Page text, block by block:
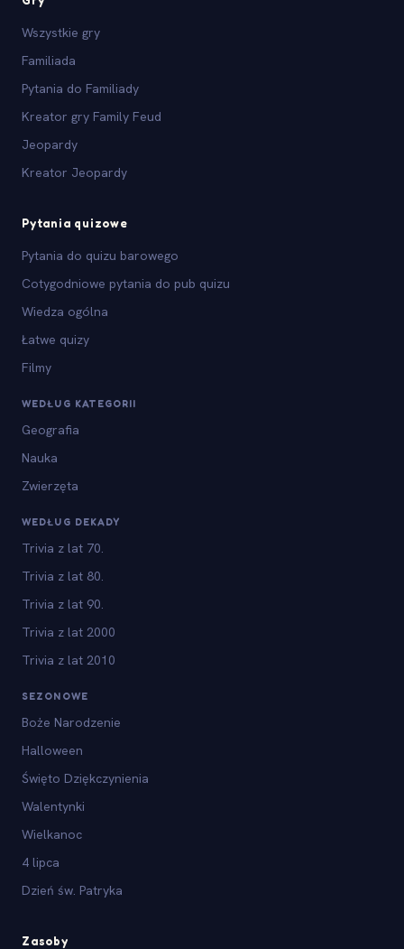
Wszystkie gry
Familiada
Pytania do Familiady
Kreator gry Family Feud
Jeopardy
Kreator Jeopardy
Pytania quizowe
Pytania do quizu barowego
Cotygodniowe pytania do pub quizu
Wiedza ogólna
Łatwe quizy
Filmy
WEDŁUG KATEGORII
Geografia
Nauka
Zwierzęta
WEDŁUG DEKADY
Trivia z lat 70.
Trivia z lat 80.
Trivia z lat 90.
Trivia z lat 2000
Trivia z lat 2010
SEZONOWE
Boże Narodzenie
Halloween
Święto Dziękczynienia
Walentynki
Wielkanoc
4 lipca
Dzień św. Patryka
Zasoby